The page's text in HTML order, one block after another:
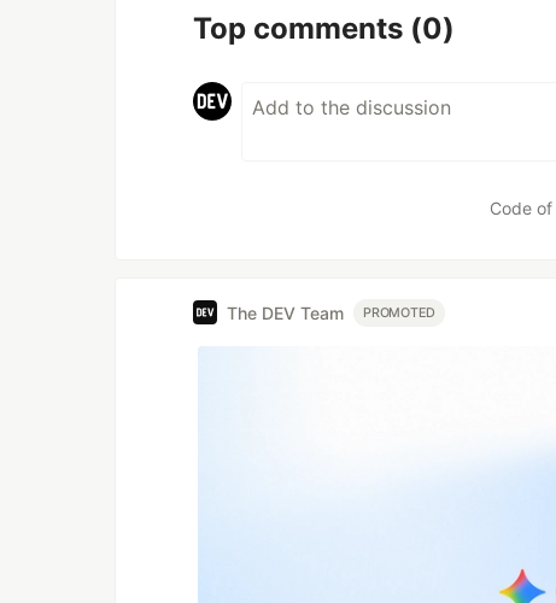
Top comments (0)
Code
The DEV Team PROMOTED